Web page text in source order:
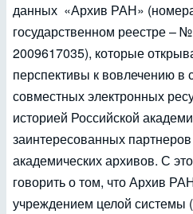
данных «Архив РАН»
государственном реестре –
2009617035), которые
перспективы к вовлечению в
совместных электронных
историей Российской
заинтересованных
академических архивов. С
говорить о том, что Архив
учреждением целой системы